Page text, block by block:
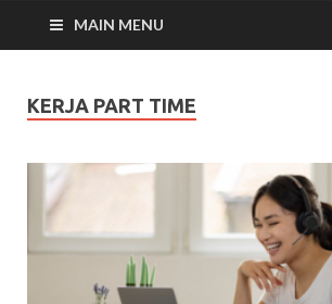
MAIN MENU
KERJA PART TIME